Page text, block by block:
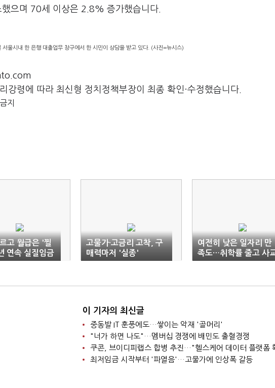
으며 70세 이상은 2.8% 증가했습니다.
서울시내 한 은행 대출업무 창구에서 한 시민이 상담을 받고 있다. (사진=뉴시스)
강령에 따라 최신형 정치정책부장이 최종 확인·수정했습니다.
지
고 월급은 '찔
연속 실질임금
고물가·고금리 고착, 구
매력마저 '실종'
여전히 낮은 일자리 만
족도…취학률 줄고 사
육 높아
이 기자의 최신글
중동발 IT 훈풍에도…쌓이는 악재 '골머리'
"너가 하면 나도"…멤버십 경쟁에 배민도 출혈경쟁
쿠콘, 브이디피랩스 합병 추진…"헬스케어 데이터 플랫폼
최저임금 시작부터 '파열음'…고물가에 인상폭 갈등